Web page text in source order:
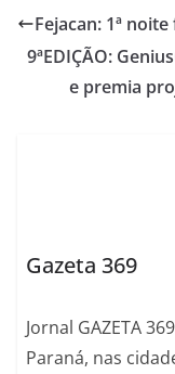
Fejacan: 1ª
9ªEDIÇÃO:
e premia
Gazeta 369
Jornal GAZETA
Paraná, nas